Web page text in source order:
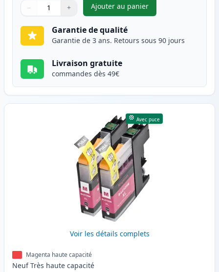
Quantité
Utilisez les boutons pour ajuster
− +
Quantité
Ajouter au panier
,Pack de 2 Brother LC125C
Garantie de qualité
Garantie de 3 ans. Retours sous 90 jours
Livraison gratuite
commandes dès 49€
Avec puce
Voir les détails complets
Magenta haute capacité
Neuf Très haute capacité